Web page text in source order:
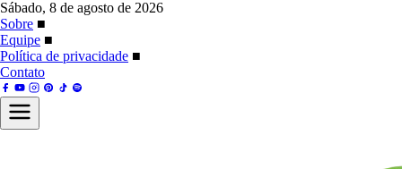
Sábado, 8 de agosto de 2026
Sobre ■
Equipe ■
Política de privacidade ■
Contato